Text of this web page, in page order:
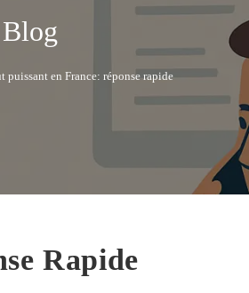
Blog
puissant en France: réponse rapide
Rapide